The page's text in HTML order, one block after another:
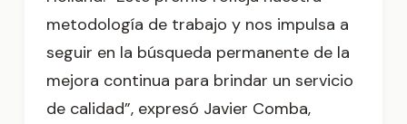
metodología de trabajo y nos impulsa a
seguir en la búsqueda permanente de la
mejora continua para brindar un servicio
de calidad”, expresó Javier Comba,